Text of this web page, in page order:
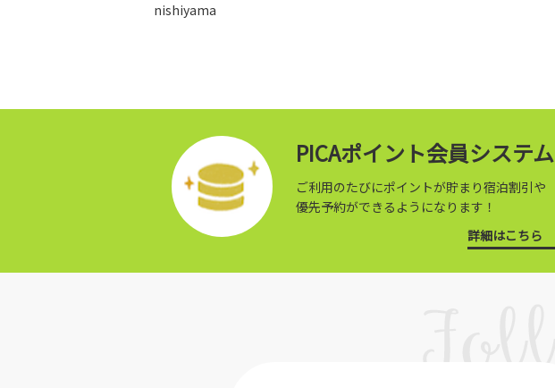
nishiyama
PICAポイント会員システム
ご利用のたびにポイントが貯まり宿泊割引や
優先予約ができるようになります！
詳細はこちら